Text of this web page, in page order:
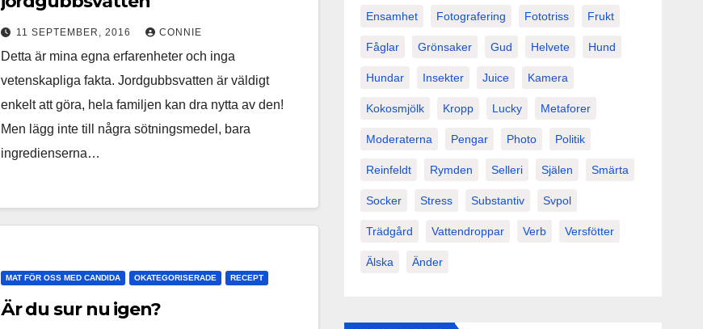
11 SEPTEMBER, 2016 CONNIE
Detta är mina egna erfarenheter och inga
vetenskapliga fakta. Jordgubbsvatten är väldigt
enkelt att göra, hela familjen kan dra nytta av den!
Men lägg inte till några sötningsmedel, bara
ingredienserna…
MAT FÖR OSS MED CANDIDA OKATEGORISERADE RECEPT
Är du sur nu igen?
Ensamhet Fotografering Fototriss Frukt
Fåglar Grönsaker Gud Helvete Hund
Hundar Insekter Juice Kamera
Kokosmjölk Kropp Lucky Metaforer
Moderaterna Pengar Photo Politik
Reinfeldt Rymden Selleri Själen Smärta
Socker Stress Substantiv Svpol
Trädgård Vattendroppar Verb Versfötter
Älska Änder